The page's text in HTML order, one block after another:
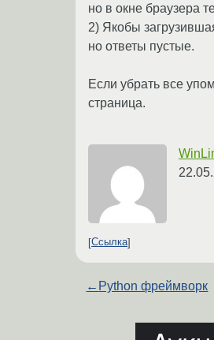
но в окне браузера
2) Якобы
но ответы пустые.
Если убрать все
страница.
Ссылка
← Python фреймворк